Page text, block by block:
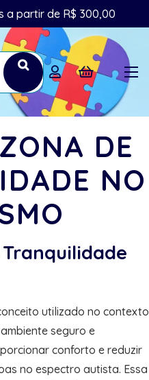
a partir de R$ 300,00
DE
NO
utilizado no contexto
seguro e
conforto e reduzir
no espectro autista. Essa